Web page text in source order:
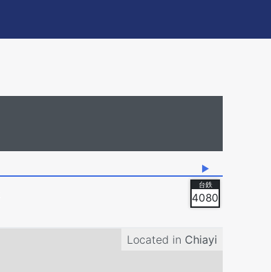
▶
4080
Located in Chiayi